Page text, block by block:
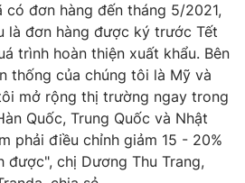
English
có đơn hàng đến tháng 5/2021,
là đơn hàng được ký trước Tết
trình hoàn thiện xuất khẩu. Bên
thống của chúng tôi là Mỹ và
mở rộng thị trường ngay trong
Quốc, Trung Quốc và Nhật
phải điều chỉnh giảm 15 - 20%
được", chị Dương Thu Trang,